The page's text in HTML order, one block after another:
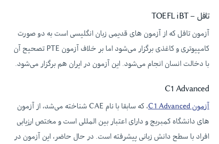
تافل – TOEFL iBT
آزمون تافل که از آزمون های قدیمی زبان انگلیسی است به دو صورت
کامپیوتری و کاغذی برگزار می‌شود اما بر خلاف آزمون PTE تصحیح آن
با دخالت انسان انجام می‌شود. این آزمون در ایران هم برگزار می‌شود.
C1 Advanced
آزمون C1 Advanced
، که سابقا با نام CAE شناخته می‌شد، از آزمون
های دانشگاه کمبریج و دارای اعتبار بین المللی است و مختص ارزیابی
افراد با سطح دانش زبانی پیشرفته است. در حال حاضر، این آزمون در